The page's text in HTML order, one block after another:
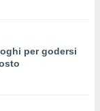
per godersi